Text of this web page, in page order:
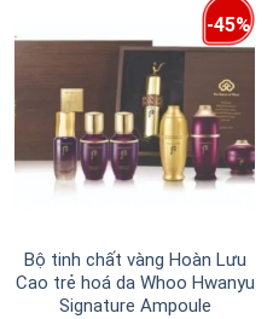
-45%
Bộ tinh chất vàng Hoàn Lưu
Cao trẻ hoá da Whoo Hwanyu
Signature Ampoule